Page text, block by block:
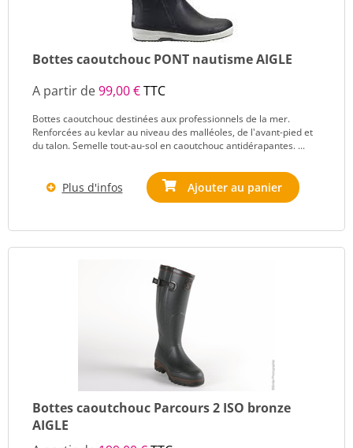
Bottes caoutchouc PONT nautisme AIGLE
A partir de99,00 €TTC
Bottes caoutchouc destinées aux professionnels de la mer.
Renforcées au kevlar au niveau des malléoles, de l'avant-pied et
du talon. Semelle tout-au-sol en caoutchouc antidérapantes. ...
Plus d'infos Ajouter au panier
Bottes caoutchouc Parcours 2 ISO bronze
AIGLE